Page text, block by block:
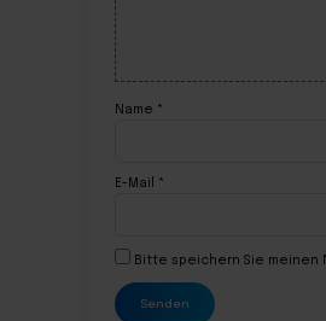
Name *
E-Mail *
Bitte speichern Sie meinen